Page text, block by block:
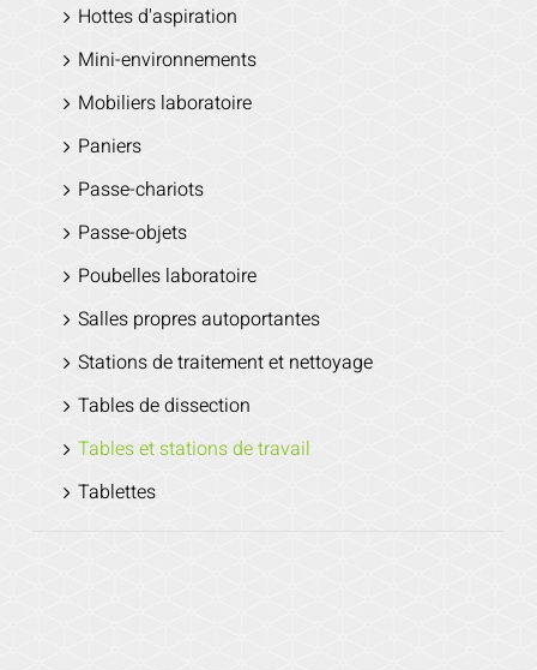
Hottes d'aspiration
Mini-environnements
Mobiliers laboratoire
Paniers
Passe-chariots
Passe-objets
Poubelles laboratoire
Salles propres autoportantes
Stations de traitement et nettoyage
Tables de dissection
Tables et stations de travail
Tablettes